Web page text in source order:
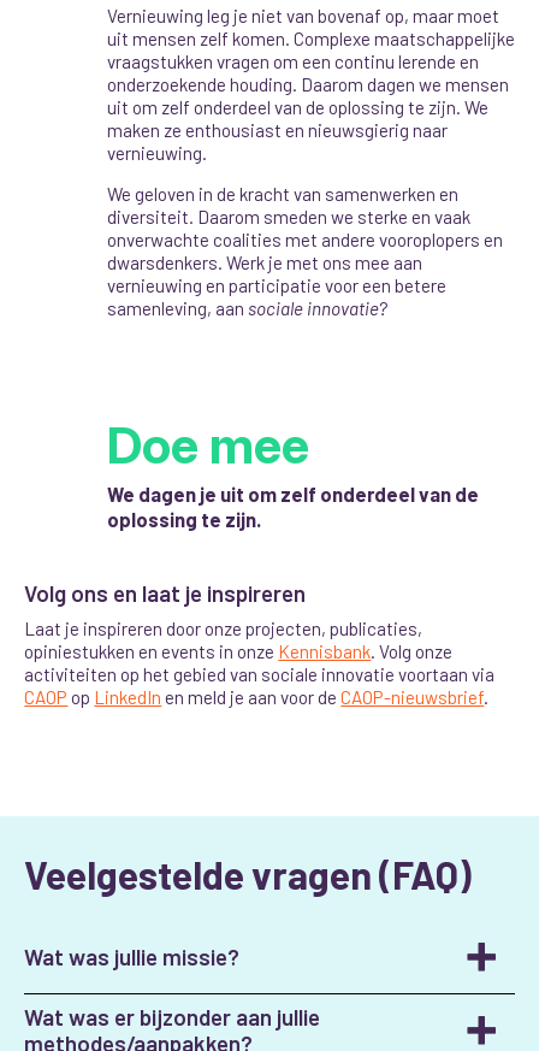
Doe mee
We dagen je uit om zelf onderdeel van de
oplossing te zijn.
Vernieuwing leg je niet van bovenaf op, maar moet
uit mensen zelf komen. Complexe maatschappelijke
vraagstukken vragen om een continu lerende en
onderzoekende houding. Daarom dagen we mensen
uit om zelf onderdeel van de oplossing te zijn. We
maken ze enthousiast en nieuwsgierig naar
vernieuwing.
We geloven in de kracht van samenwerken en
diversiteit. Daarom smeden we sterke en vaak
onverwachte coalities met andere vooroplopers en
dwarsdenkers. Werk je met ons mee aan
vernieuwing en participatie voor een betere
samenleving, aan sociale innovatie?
Volg ons en laat je inspireren
Laat je inspireren door onze projecten, publicaties,
opiniestukken en events in onze Kennisbank. Volg onze
activiteiten op het gebied van sociale innovatie voortaan via
CAOP op LinkedIn en meld je aan voor deCAOP-nieuwsbrief.
Veelgestelde vragen (FAQ)
Wat was jullie missie?
We hebben ons meer dan 25 jaar ingezet voor een
Wat was er bijzonder aan jullie
methodes/aanpakken?